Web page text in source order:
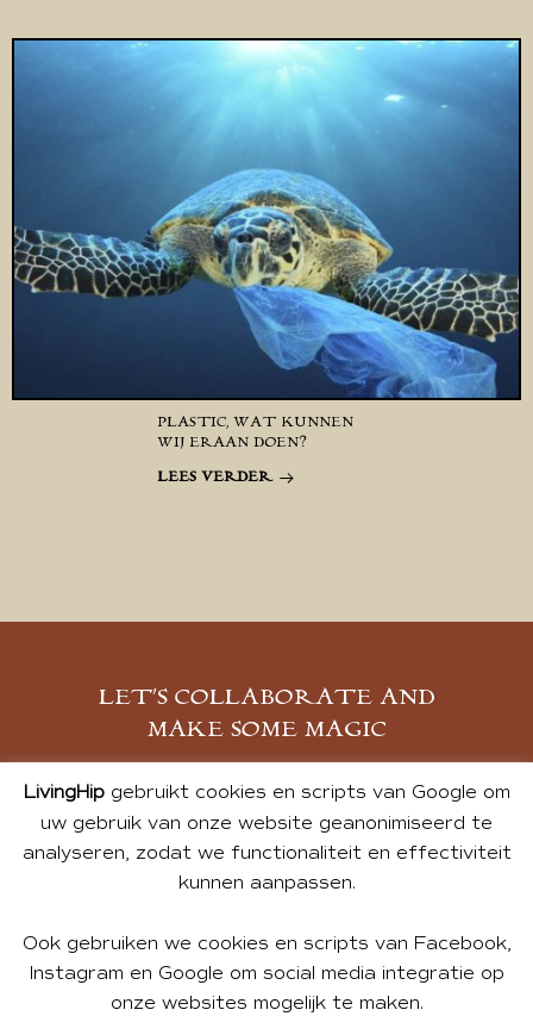
PLASTIC, WAT KUNNEN
WIJ ERAAN DOEN?
LEES VERDER
LET’S COLLABORATE AND
MAKE SOME MAGIC
MELD JE AAN
LivingHipgebruikt cookies en scripts van Google om
uw gebruik van onze website geanonimiseerd te
analyseren, zodat we functionaliteit en effectiviteit
kunnen aanpassen.
Ook gebruiken we cookies en scripts van Facebook,
Instagram en Google om social media integratie op
onze websites mogelijk te maken.